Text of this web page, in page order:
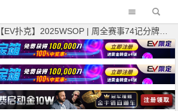
【EV扑克】2025WSOP | 周全赛事74记分牌领衔7强晋级，迷你主赛台湾省Chu Tao跻身前十